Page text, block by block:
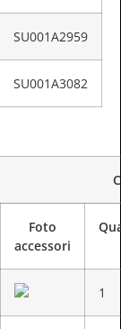
SU001A2959
SU001A3082
Foto
accessori
1